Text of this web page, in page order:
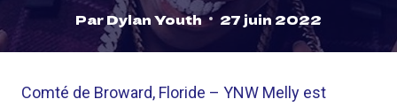
ParDylan Youth 27 juin 2022
Comté de Broward, Floride – YNW Melly est